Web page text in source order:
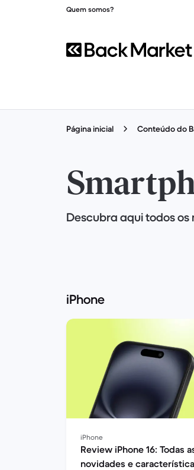
Quem somos?
Página inicial Conteúdo do
Descubra aqui todos
iPhone
iPhone
Review iPhone 16: Todas
novidades e